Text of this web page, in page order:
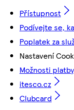
Přístupnost
Podívejte se,
Poplatek za
Nastavení
Možnosti platby
itesco.cz
Clubcard